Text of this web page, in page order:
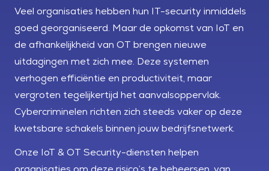
Veel organisaties hebben hun IT-security inmiddels
goed georganiseerd. Maar de opkomst van IoT en
de afhankelijkheid van OT brengen nieuwe
uitdagingen met zich mee. Deze systemen
verhogen efficiëntie en productiviteit, maar
vergroten tegelijkertijd het aanvalsoppervlak.
Cybercriminelen richten zich steeds vaker op deze
kwetsbare schakels binnen jouw bedrijfsnetwerk.
Onze IoT & OT Security-diensten helpen